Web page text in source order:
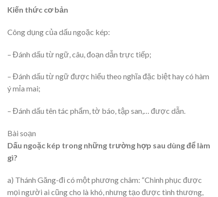
Kiến thức cơ bản
Công dụng của dấu ngoặc kép:
– Đánh dấu từ ngữ, câu, đoạn dẫn trực tiếp;
– Đánh dấu từ ngữ được hiểu theo nghĩa đặc biệt hay có hàm
ý mỉa mai;
– Đánh dấu tên tác phẩm, tờ báo, tập san,… được dẫn.
Bài soạn
Dấu ngoặc kép trong những trường hợp sau dùng để làm
gì?
a) Thánh Găng-đi có một phương châm: “Chinh phục được
mọi người ai cũng cho là khó, nhưng tạo được tình thương,